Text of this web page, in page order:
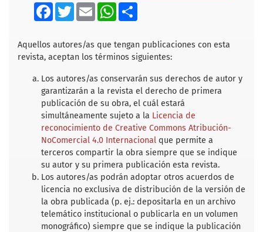
F
a
b
o
o
T
w
t
e
r
E
m
l
W
s
A
p
S
e
Aquellos autores/as que tengan publicaciones con esta
revista, aceptan los términos siguientes:
Los autores/as conservarán sus derechos de autor y
garantizarán a la revista el derecho de primera
publicación de su obra, el cuál estará
simultáneamente sujeto a la Licencia de
reconocimiento de Creative Commons Atribución-
NoComercial 4.0 Internacional que permite a
terceros compartir la obra siempre que se indique
su autor y su primera publicación esta revista.
Los autores/as podrán adoptar otros acuerdos de
licencia no exclusiva de distribución de la versión de
la obra publicada (p. ej.: depositarla en un archivo
telemático institucional o publicarla en un volumen
monográfico) siempre que se indique la publicación